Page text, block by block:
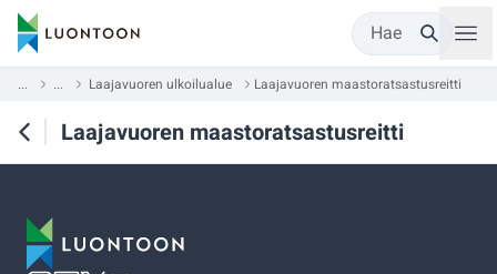
Hae
... ... Laajavuoren ulkoilualue Laajavuoren maastoratsastusreitti
Laajavuoren maastoratsastusreitti